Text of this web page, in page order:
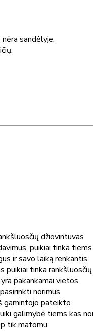
sandėlyje,
džiovintuvas
puikiai tinka tiems
ir savo laiką renkantis
puikiai tinka rankšluosčių
pakankamai vietos
norimus
gamintojo pateikto
galimybė tiems kas
tik matomu.